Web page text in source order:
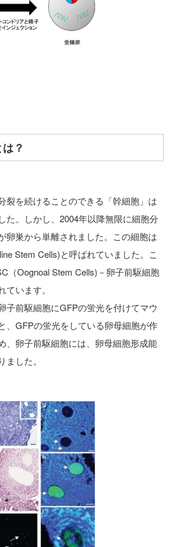
？
裂を続けることのできる「幹細胞」は
た。しかし、2004年以降無限に細胞分
卵巣から単離されました。この細胞は
Stem Cells)と呼ばれていました。こ
（Oognoal Stem Cells)－卵子前駆細胞
ています。
子前駆細胞にGFPの蛍光を付けてマウ
、GFPの蛍光をしている卵母細胞が作
、卵子前駆細胞には、卵母細胞形成能
した。